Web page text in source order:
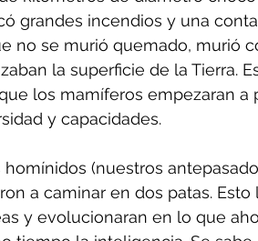
grandes incendios y una
no se murió quemado, murió
la superficie de la Tierra.
los mamíferos empezaran a
y capacidades.
(nuestros
a caminar en dos patas. Esto
y evolucionaran en lo que